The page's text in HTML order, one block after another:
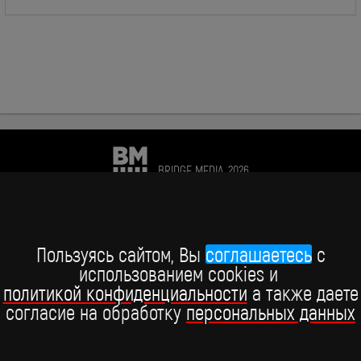
Пользуясь сайтом, Вы соглашаетесьc
использованием cookies и
политикой конфиденциальности а также даете
согласие на обработкуперсональных данных
BRIDGE MEDIA, 2026
Telegram BRIDGE MEDIA
Telegram BABY TIME
ВКонтакте